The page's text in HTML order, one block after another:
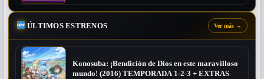
ÚLTIMOS ESTRENOS Ver más →
Konosuba: ¡Bendición de Dios en este maravilloso
mundo! (2016) TEMPORADA 1-2-3 + EXTRAS